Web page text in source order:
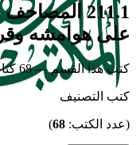
211.1
على هوامشه
كتب هذا القسم — 68 كتاب متوفر
كتب التصنيف
(عدد الكتب: 68
)